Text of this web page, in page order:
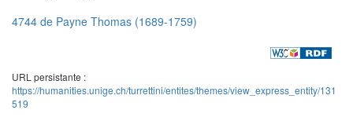
4744 de Payne Thomas (1689-1759)
URL persistante :
https://humanities.unige.ch/turrettini/entites/themes/view_express_entity/131
519